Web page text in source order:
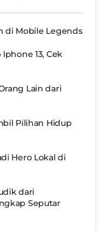
di Mobile Legends
13, Cek
Lain dari
Pilihan Hidup
Hero Lokal di
dari
Seputar